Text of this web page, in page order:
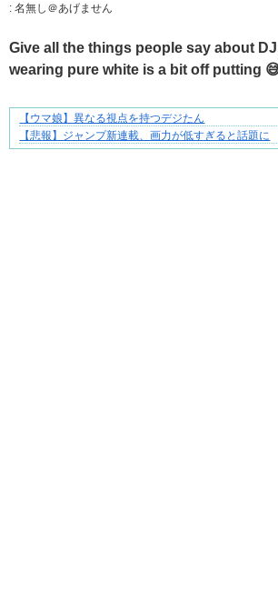
: 名無し＠あげません
Give all the things people say about
wearing pure white is a bit off putting
それは純愛か、それともストーカー疑惑か
【ウマ娘】異なる視点を持つデジたん
【悲報】ジャンプ新連載、画力が低すぎると話題に